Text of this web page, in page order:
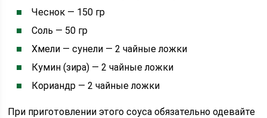
Чеснок — 150 гр
Соль — 50 гр
Хмели — сунели — 2 чайные ложки
Кумин (зира) — 2 чайные ложки
Кориандр — 2 чайные ложки
При приготовлении этого соуса обязательно одевайте